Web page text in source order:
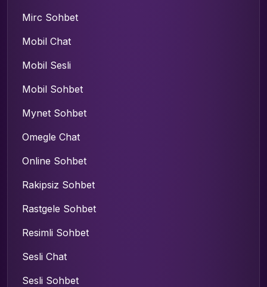
Mirc Sohbet
Mobil Chat
Mobil Sesli
Mobil Sohbet
Mynet Sohbet
Omegle Chat
Online Sohbet
Rakipsiz Sohbet
Rastgele Sohbet
Resimli Sohbet
Sesli Chat
Sesli Sohbet